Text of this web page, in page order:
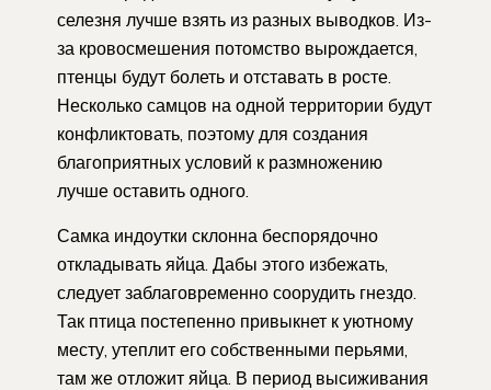
селезня лучше взять из разных выводков. Из-
за кровосмешения потомство вырождается,
птенцы будут болеть и отставать в росте.
Несколько самцов на одной территории будут
конфликтовать, поэтому для создания
благоприятных условий к размножению
лучше оставить одного.
Самка индоутки склонна беспорядочно
откладывать яйца. Дабы этого избежать,
следует заблаговременно соорудить гнездо.
Так птица постепенно привыкнет к уютному
месту, утеплит его собственными перьями,
там же отложит яйца. В период высиживания